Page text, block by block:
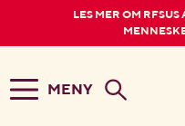
LES MER OM
MENY